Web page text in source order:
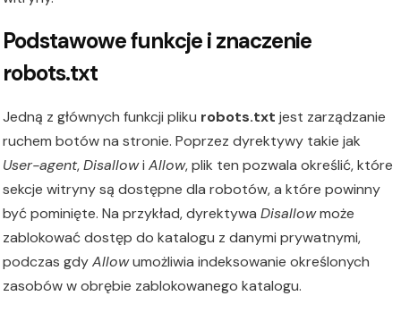
Podstawowe funkcje i znaczenie
robots.txt
Jedną z głównych funkcji pliku robots.txt jest zarządzanie
ruchem botów na stronie. Poprzez dyrektywy takie jak
User-agent,Disallowi Allow, plik ten pozwala określić, które
sekcje witryny są dostępne dla robotów, a które powinny
być pominięte. Na przykład, dyrektywa Disallowmoże
zablokować dostęp do katalogu z danymi prywatnymi,
podczas gdyAllowumożliwia indeksowanie określonych
zasobów w obrębie zablokowanego katalogu.